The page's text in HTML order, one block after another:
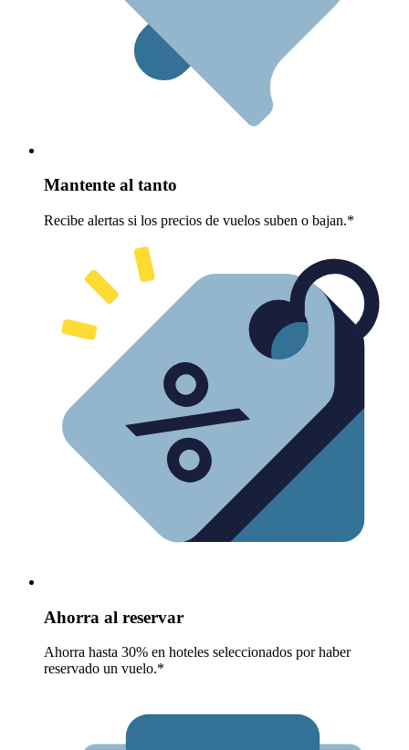
Mantente al tanto
Recibe alertas si los precios de vuelos suben o bajan.*
Ahorra al reservar
Ahorra hasta 30% en hoteles seleccionados por haber
reservado un vuelo.*